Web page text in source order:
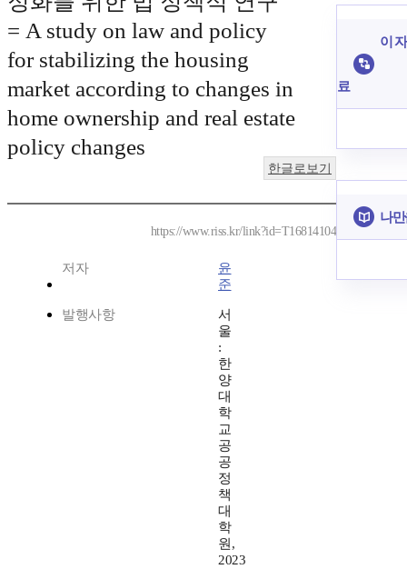
= A study on law and policy
for stabilizing the housing
market according to changes in
home ownership and real estate
policy changes
한글로보기
https://www.riss.kr/link?id=T16814104
저자
윤
준
발행사항
서
울
:
한
양
대
학
교
공
공
정
책
대
학
원,
2023
이
료
나